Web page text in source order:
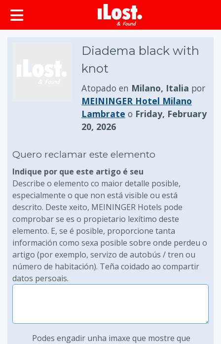
Diadema black with
knot
Atopado en Milano, Italia por
MEININGER Hotel Milano
Lambrate o Friday, February
20, 2026
Quero reclamar este elemento
Indique por que este artigo é seu
Describe o elemento co maior detalle posible,
especialmente o que non está visible ou está
descrito. Deste xeito, MEININGER Hotels pode
comprobar se es o propietario lexítimo deste
elemento. E, se é posible, proporcione tanta
información como sexa posible sobre onde perdeu o
artigo (por exemplo, servizo de autobús / tren ou
número de habitación). Teña coidado ao compartir
datos persoais.
Podes engadir unha imaxe que mostre que